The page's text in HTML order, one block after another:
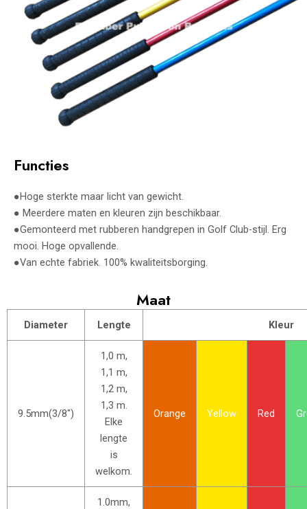
Functies
●Hoge sterkte maar licht van gewicht.
● Meerdere maten en kleuren zijn beschikbaar.
●Gemonteerd met rubberen handgrepen in Golf Club-stijl. Erg
mooi. Hoge opvallende.
●Van echte fabriek. 100% kwaliteitsborging.
Maat
Diameter Lengte Kleur
9.5mm(3/8")
1,0 m,
1,1 m,
1,2 m,
1,3 m.
Elke
lengte
is
welkom.
Orange Yellow Red
1.0mm,